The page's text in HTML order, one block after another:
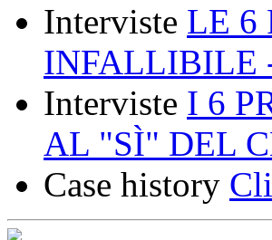
Interviste LE 6
INFALLIBILE
Interviste I 6
AL "SÌ" DEL
Case history